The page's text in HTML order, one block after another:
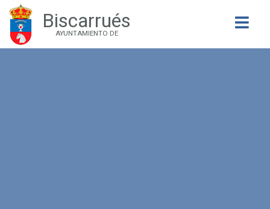
Biscarrués
AYUNTAMIENTO DE